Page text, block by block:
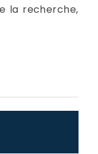
la recherche,